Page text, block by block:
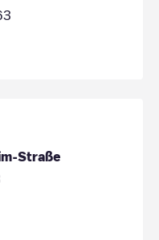
Straße